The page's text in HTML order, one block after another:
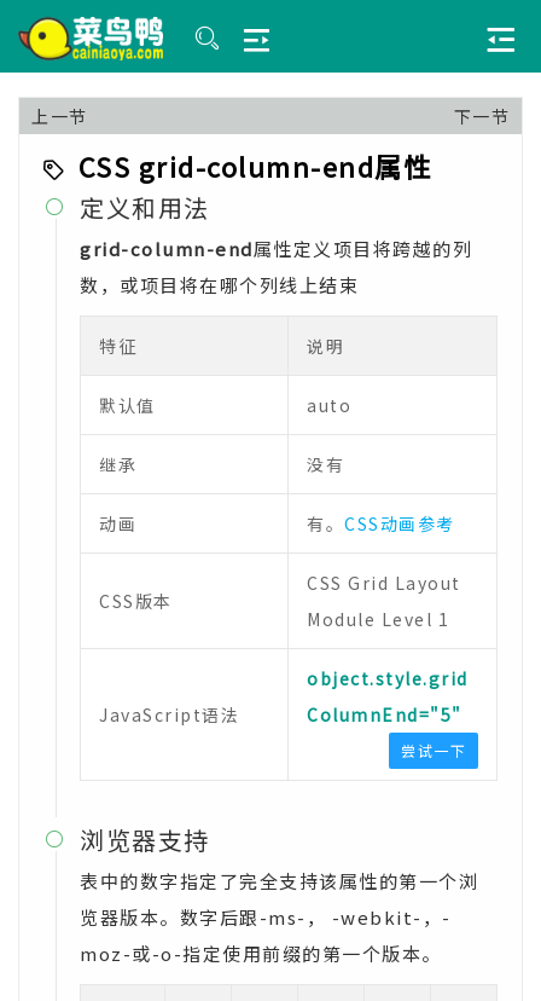
上一节 下一节
CSS grid-column-end属性
 定义和用法
grid-column-end属性定义项目将跨越的列
数，或项目将在哪个列线上结束
特征 说明
默认值 auto
继承 没有
动画 有。 CSS动画参考
CSS版本
CSS Grid Layout
Module Level 1
JavaScript语法
object.style.grid
ColumnEnd="5"
尝试一下
 浏览器支持
表中的数字指定了完全支持该属性的第一个浏
览器版本。数字后跟-ms-， -webkit-，-
moz-或-o-指定使用前缀的第一个版本。